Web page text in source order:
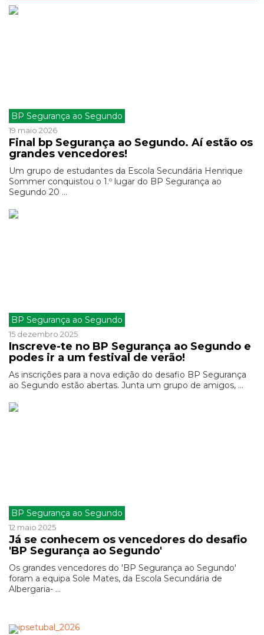
BP Segurança ao Segundo
19 maio 2026
Final bp Segurança ao Segundo. Aí estão os
grandes vencedores!
Um grupo de estudantes da Escola Secundária Henrique
Sommer conquistou o 1.º lugar do BP Segurança ao
Segundo 20 ...
BP Segurança ao Segundo
15 dezembro 2025
Inscreve-te no BP Segurança ao Segundo e
podes ir a um festival de verão!
As inscrições para a nova edição do desafio BP Segurança
ao Segundo estão abertas. Junta um grupo de amigos, ...
BP Segurança ao Segundo
12 maio 2025
Já se conhecem os vencedores do desafio
'BP Segurança ao Segundo'
Os grandes vencedores do 'BP Segurança ao Segundo'
foram a equipa Sole Mates, da Escola Secundária de
Albergaria- ...